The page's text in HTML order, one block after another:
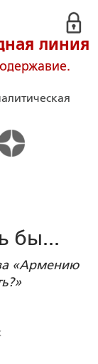
линия
бы...
«Армению